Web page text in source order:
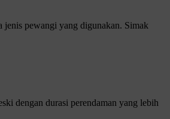
jenis pewangi yang digunakan. Simak
dengan durasi perendaman yang lebih